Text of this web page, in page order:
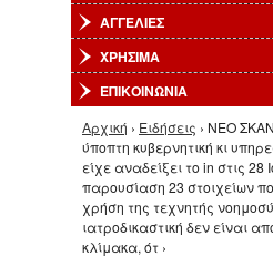
ΑΓΓΕΛΙΕΣ
ΧΡΗΣΙΜΑ
ΕΠΙΚΟΙΝΩΝΙΑ
Είστε εδώ
Αρχική › Ειδήσεις › ΝΕΟ
ύποπτη κυβερνητική κι
είχε αναδείξει το in στις 28
παρουσίαση 23 στοιχείων
χρήση της τεχνητής
ιατροδικαστική δεν είναι
κλίμακα, ότ ›